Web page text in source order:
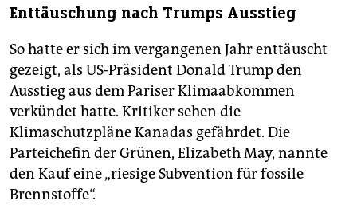
Enttäuschung nach Trumps Ausstieg
So hatte er sich im vergangenen Jahr enttäuscht
gezeigt, als US-Präsident Donald Trump den
Ausstieg aus dem Pariser Klimaabkommen
verkündet hatte. Kritiker sehen die
Klimaschutzpläne Kanadas gefährdet. Die
Parteichefin der Grünen, Elizabeth May, nannte
den Kauf eine „riesige Subvention für fossile
Brennstoffe“.